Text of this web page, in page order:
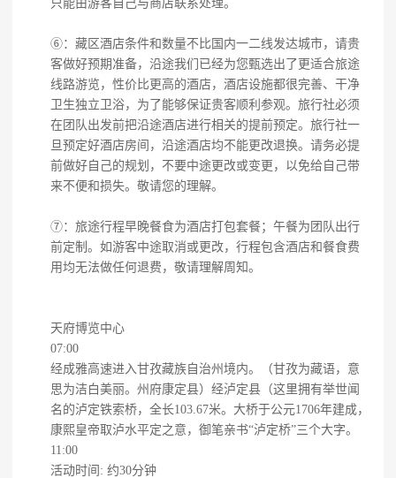
只能由游客自己与商店联系处理。
⑥：藏区酒店条件和数量不比国内一二线发达城市，请贵
客做好预期准备，沿途我们已经为您甄选出了更适合旅途
线路游览，性价比更高的酒店，酒店设施都很完善、干净
卫生独立卫浴，为了能够保证贵客顺利参观。旅行社必须
在团队出发前把沿途酒店进行相关的提前预定。旅行社一
旦预定好酒店房间，沿途酒店均不能更改退换。请务必提
前做好自己的规划，不要中途更改或变更，以免给自己带
来不便和损失。敬请您的理解。
⑦：旅途行程早晚餐食为酒店打包套餐；午餐为团队出行
前定制。如游客中途取消或更改，行程包含酒店和餐食费
用均无法做任何退费，敬请理解周知。
天府博览中心
07:00
经成雅高速进入甘孜藏族自治州境内。（甘孜为藏语，意
思为洁白美丽。州府康定县）经泸定县（这里拥有举世闻
名的泸定铁索桥，全长103.67米。大桥于公元1706年建成，
康熙皇帝取泸水平定之意，御笔亲书“泸定桥”三个大字。
11:00
活动时间: 约30分钟